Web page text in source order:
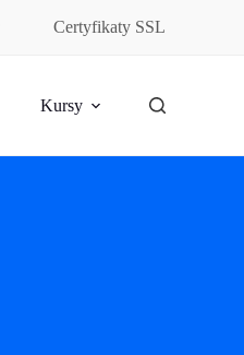
Certyfikaty SSL
Kursy